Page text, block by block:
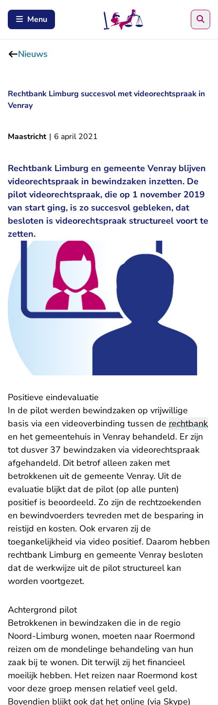
Menu
Nieuws
Rechtbank Limburg succesvol met videorechtspraak in
Venray
Maastricht | 6 april 2021
Rechtbank Limburg en gemeente Venray blijven
videorechtspraak in bewindzaken inzetten. De
pilot videorechtspraak, die op 1 november 2019
van start ging, is zo succesvol gebleken, dat
besloten is videorechtspraak structureel voort te
zetten.
Positieve eindevaluatie
In de pilot werden bewindzaken op vrijwillige
basis via een videoverbinding tussen de rechtbank
en het gemeentehuis in Venray behandeld. Er zijn
tot dusver 37 bewindzaken via videorechtspraak
afgehandeld. Dit betrof alleen zaken met
betrokkenen uit de gemeente Venray. Uit de
evaluatie blijkt dat de pilot (op alle punten)
positief is beoordeeld. Zo zijn de rechtzoekenden
en bewindvoerders tevreden met de besparing in
reistijd en kosten. Ook ervaren zij de
toegankelijkheid via video positief. Daarom hebben
rechtbank Limburg en gemeente Venray besloten
dat de werkwijze uit de pilot structureel kan
worden voortgezet.
Achtergrond pilot
Betrokkenen in bewindzaken die in de regio
Noord-Limburg wonen, moeten naar Roermond
reizen om de mondelinge behandeling van hun
zaak bij te wonen. Dit terwijl zij het financieel
moeilijk hebben. Het reizen naar Roermond kost
voor deze groep mensen relatief veel geld.
Bovendien blijkt ook dat het online (via Skype)